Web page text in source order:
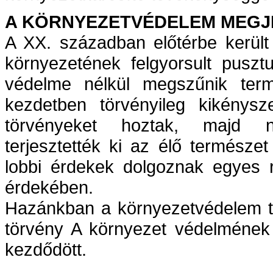
A KÖRNYEZETVÉDELEM
A XX. században előtérbe
környezetének felgyorsult
védelme nélkül megszűnik
kezdetben törvényileg
törvényeket hoztak, majd
terjesztették ki az élő
lobbi érdekek dolgoznak egyes
érdekében.
Hazánkban a
törvény A környezet
kezdődött.